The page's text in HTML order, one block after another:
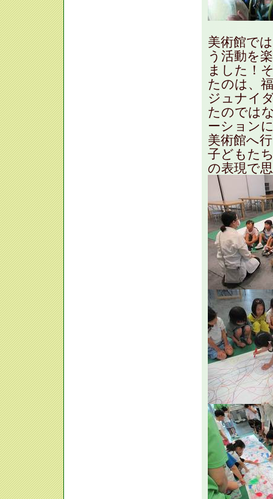
美術館で
う活動を
ました！
たのは、
ジュナイ
たのでは
ーション
美術館へ
子どもた
の表現で